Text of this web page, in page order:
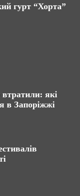
гурт “Хорта”
які
в Запоріжжі